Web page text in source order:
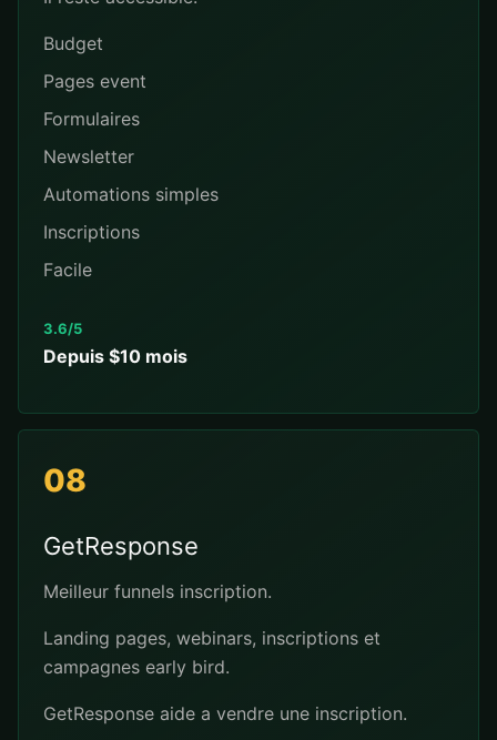
Budget
Pages event
Formulaires
Newsletter
Automations simples
Inscriptions
Facile
3.6/5
Depuis $10 mois
08
GetResponse
Meilleur funnels inscription.
Landing pages, webinars, inscriptions et
campagnes early bird.
GetResponse aide a vendre une inscription.